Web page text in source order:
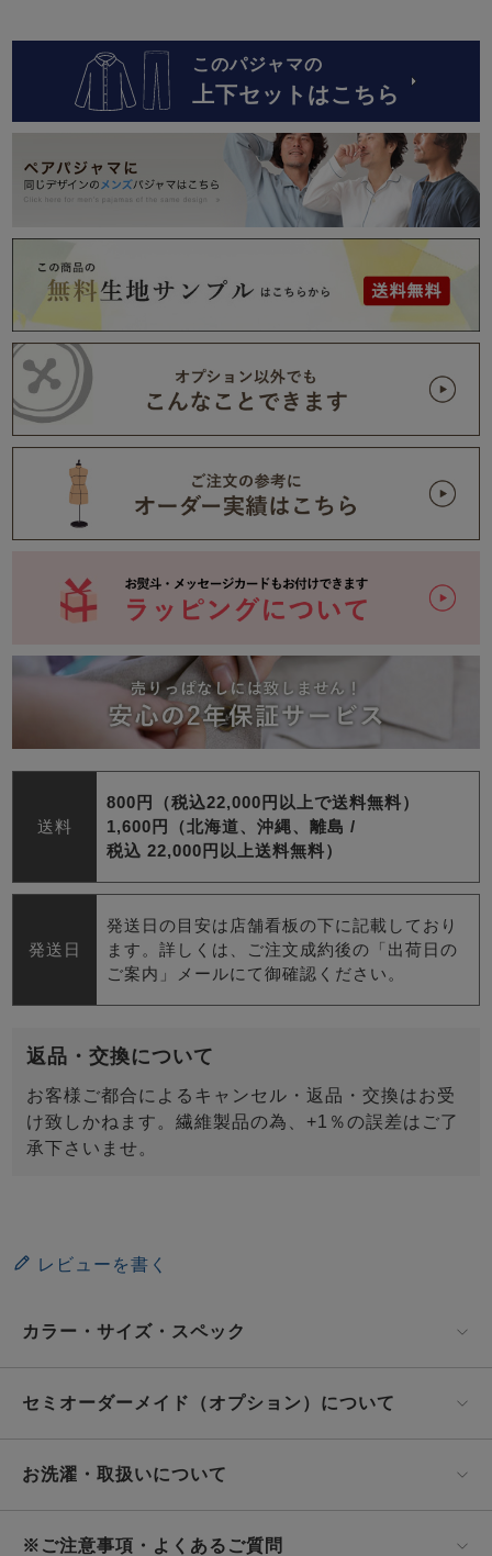
このパジャマの
上下セットはこちら
送料
800円（税込22,000円以上で送料無料）
1,600円（北海道、沖縄、離島 /
税込 22,000円以上送料無料）
発送日
発送日の目安は店舗看板の下に記載しており
ます。詳しくは、ご注文成約後の「出荷日の
ご案内」メールにて御確認ください。
返品・交換について
お客様ご都合によるキャンセル・返品・交換はお受
け致しかねます。繊維製品の為、+1％の誤差はご了
承下さいませ。
レビューを書く
カラー・サイズ・スペック
セミオーダーメイド（オプション）について
お洗濯・取扱いについて
※ご注意事項・よくあるご質問